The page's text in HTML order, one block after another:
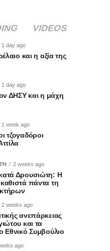
VIDEOS
1 day ago
και η αξία της
1 day ago
ΔΗΣΥ και η μάχη
1 week ago
τζογαδόροι
2 weeks ago
Δρουσιώτη: Η
πάντα τη
2 weeks ago
ανεπάρκειας
και τα
Εθνικό Συμβούλιο
ago